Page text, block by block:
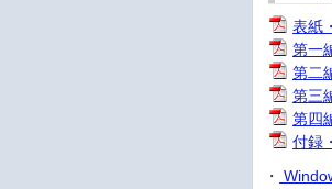
表紙
第一
第二
第三
第四
付録
・